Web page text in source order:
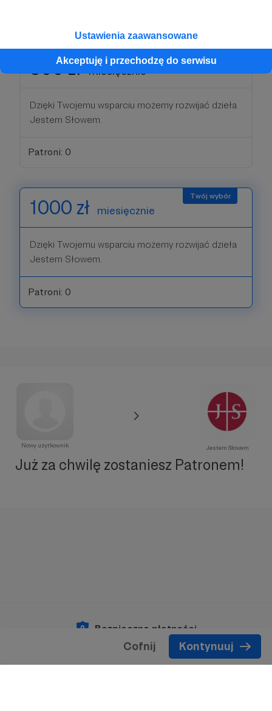
Ustawienia zaawansowane
Akceptuję i przechodzę do serwisu
500 zł miesięcznie
Dzięki Twojemu wsparciu możemy rozwijać dzieła
Jestem Słowem.
Patroni: 0
1000 zł miesięcznie
Dzięki Twojemu wsparciu możemy rozwijać dzieła
Jestem Słowem.
Patroni: 0
Cofnij Kontynuuj
Nowy użytkownik Jestem Słowem
Już za chwilę zostaniesz Patronem!
Bezpieczne płatności